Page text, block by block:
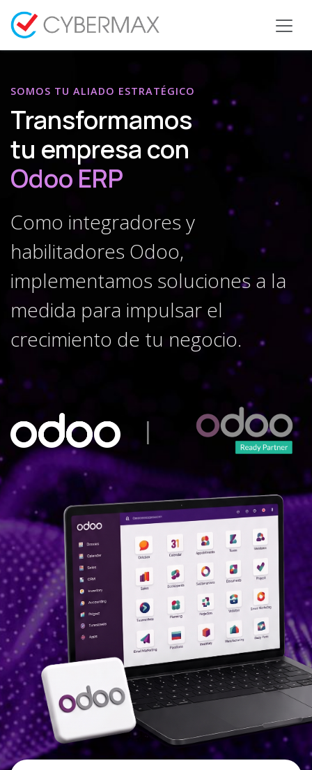
Ir al contenido
SOMOS TU ALIADO ESTRATÉGICO
Transformamos
tu empresa con
Odoo ERP
Como integradores y
habilitadores Odoo,
implementamos soluciones a la
medida para impulsar el
crecimiento de tu negocio.
|